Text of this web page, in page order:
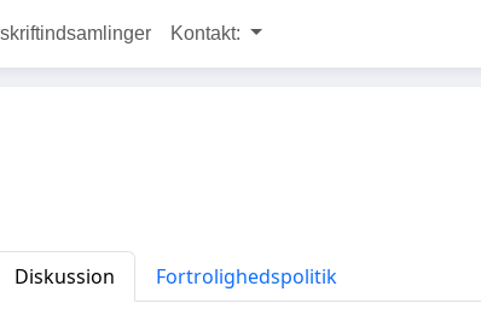
Kontakt:
Diskussion Fortrolighedspolitik